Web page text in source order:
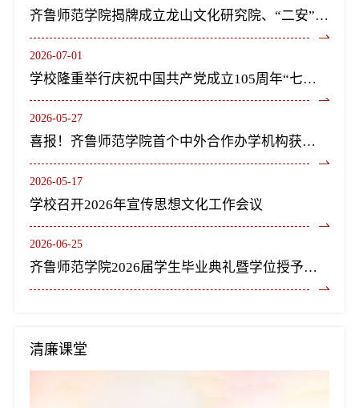
齐鲁师范学院揭牌成立龙山文化研究院、“二安”文化研究院
2026-07-01
学校隆重举行庆祝中国共产党成立105周年“七一”表彰大会暨《长歌尽美》艺术党课
2026-05-27
喜报！齐鲁师范学院首个中外合作办学机构获教育部正式批复设立
2026-05-17
学校召开2026年宣传思想文化工作会议
2026-06-25
齐鲁师范学院2026届学生毕业典礼暨学位授予仪式隆重举行
清廉课堂